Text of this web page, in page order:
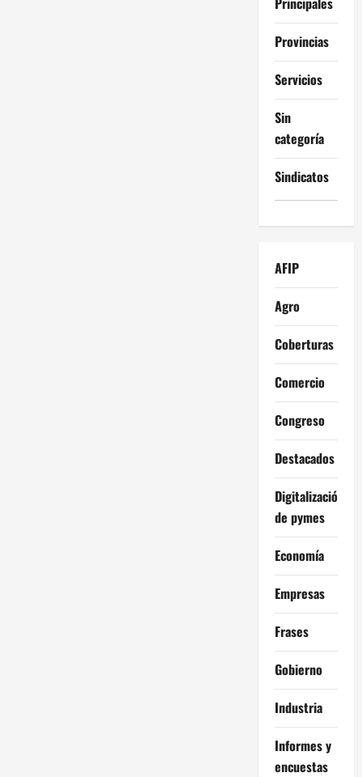
Provincias
Servicios
Sin
categoría
Sindicatos
AFIP
Agro
Coberturas
Comercio
Congreso
Destacados
Digitalización
de pymes
Economía
Empresas
Frases
Gobierno
Industria
Informes y
encuestas